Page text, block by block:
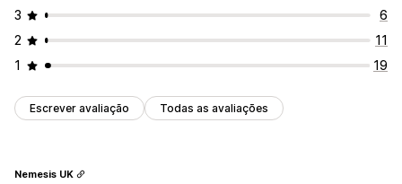
3
6
2
11
1
19
Escrever avaliação Todas as avaliações
Nemesis UK